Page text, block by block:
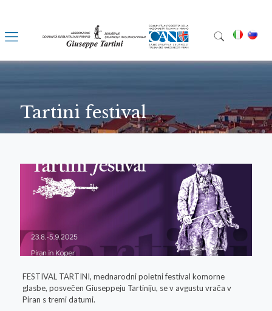
Tartini festival
FESTIVAL TARTINI, mednarodni poletni festival komorne
glasbe, posvečen Giuseppeju Tartiniju, se v avgustu vrača v
Piran s tremi datumi.